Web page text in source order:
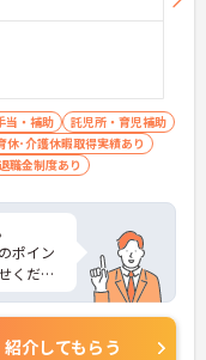
当・補助
託児所・育児補助
休･介護休暇取得実績あり
職金制度あり
ポイン
くださ
紹介してもらう